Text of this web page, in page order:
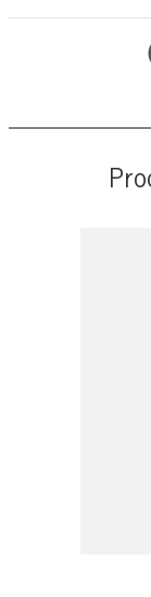
Por qué te encantará:
Mezcla única
Hecho para